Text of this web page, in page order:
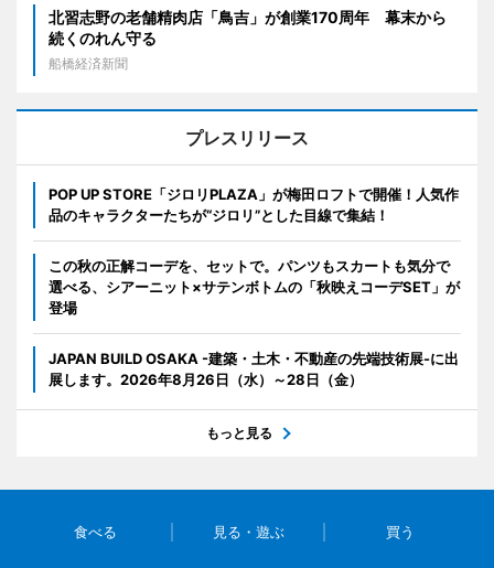
北習志野の老舗精肉店「鳥吉」が創業170周年 幕末から
続くのれん守る
船橋経済新聞
プレスリリース
POP UP STORE「ジロリPLAZA」が梅田ロフトで開催！人気作
品のキャラクターたちが“ジロリ”とした目線で集結！
この秋の正解コーデを、セットで。パンツもスカートも気分で
選べる、シアーニット×サテンボトムの「秋映えコーデSET」が
登場
JAPAN BUILD OSAKA -建築・土木・不動産の先端技術展-に出
展します。2026年8月26日（水）～28日（金）
もっと見る
食べる 見る・遊ぶ 買う